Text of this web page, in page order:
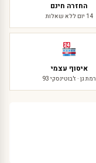
החזרה חינם
14 יום ללא שאלות
איסוף עצמי
רמת גן · ז'בוטינסקי 93